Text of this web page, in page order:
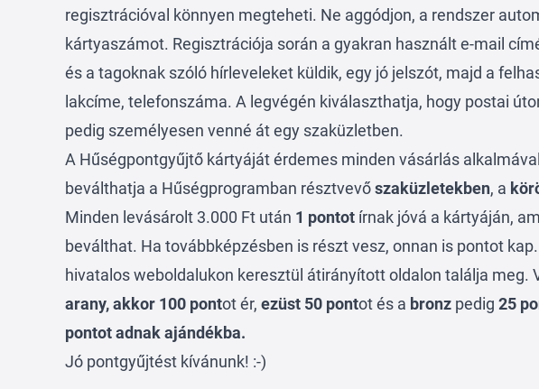
regisztrációval könnyen megteheti. Ne aggódjon, a rendszer
kártyaszámot. Regisztrációja során a gyakran használt e-mail
és a tagoknak szóló hírleveleket küldik, egy jó jelszót, majd a
lakcíme, telefonszáma. A legvégén kiválaszthatja, hogy postai
pedig személyesen venné át egy szaküzletben.
A Hűségpontgyűjtő kártyáját érdemes minden vásárlás
beválthatja a Hűségprogramban résztvevőszaküzletekben, a
Minden levásárolt 3.000 Ft után 1 pontot írnak jóvá a kártyáján,
beválthat. Ha továbbképzésben is részt vesz, onnan is pontot
hivatalos weboldalukon keresztül átirányított oldalon találja meg.
arany, akkor 100 pontot ér, ezüst 50 pontot és a bronz pedig 25
pontot adnak ajándékba.
Jó pontgyűjtést kívánunk! :-)